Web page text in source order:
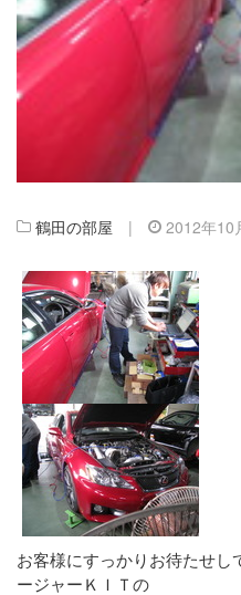
鶴田の部屋 | 2012年10
お客様にすっかりお待たせし
ージャーＫＩＴの